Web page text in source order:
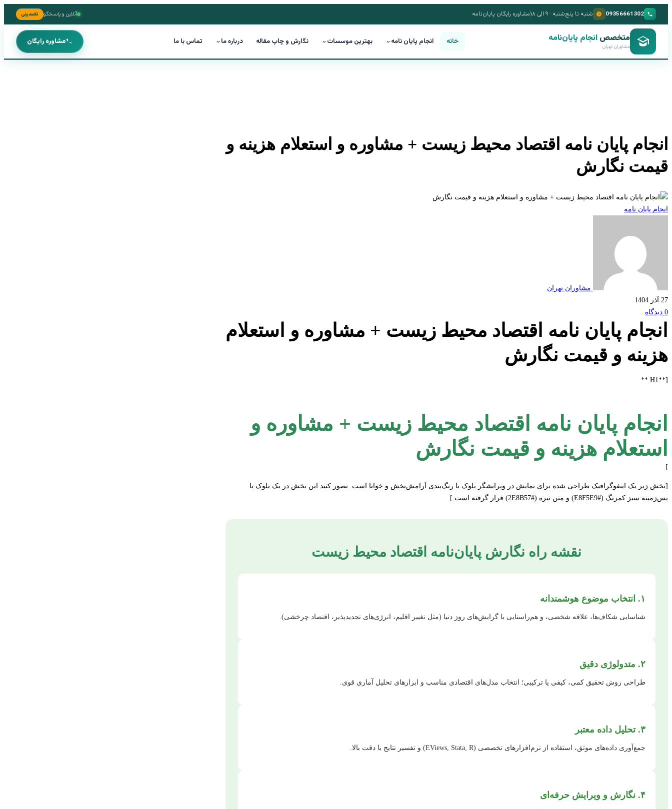
09356661302 شنبه تا پنج‌شنبه · ۹ الی ۱۸ مشاوره رایگان پایان‌نامه آنلاین و پاسخگو تضمینی
متخصص انجام پایان‌نامه
مشاوران تهران خانه انجام پایان نامه بهترین موسسات نگارش و چاپ مقاله درباره ما تماس با ما مشاوره رایگان
انجام پایان نامه اقتصاد محیط زیست + مشاوره و استعلام هزینه و
قیمت نگارش
انجام پایان نامه
مشاوران تهران
27 آذر 1404
0 دیدگاه
انجام پایان نامه اقتصاد محیط زیست + مشاوره و استعلام
هزینه و قیمت نگارش
[**H1:**
انجام پایان نامه اقتصاد محیط زیست + مشاوره و
استعلام هزینه و قیمت نگارش
]
[بخش زیر یک اینفوگرافیک طراحی شده برای نمایش در ویرایشگر بلوک با رنگ‌بندی آرامش‌بخش و خوانا است. تصور کنید این بخش در یک بلوک با
پس‌زمینه سبز کمرنگ (#E8F5E9) و متن تیره (#2E8B57) قرار گرفته است.]
نقشه راه نگارش پایان‌نامه اقتصاد محیط زیست
۱. انتخاب موضوع هوشمندانه
شناسایی شکاف‌ها، علاقه شخصی، و هم‌راستایی با گرایش‌های روز دنیا (مثل تغییر اقلیم، انرژی‌های تجدیدپذیر، اقتصاد چرخشی).
۲. متدولوژی دقیق
طراحی روش تحقیق کمی، کیفی یا ترکیبی؛ انتخاب مدل‌های اقتصادی مناسب و ابزارهای تحلیل آماری قوی.
۳. تحلیل داده معتبر
جمع‌آوری داده‌های موثق، استفاده از نرم‌افزارهای تخصصی (EViews, Stata, R) و تفسیر نتایج با دقت بالا.
۴. نگارش و ویرایش حرفه‌ای